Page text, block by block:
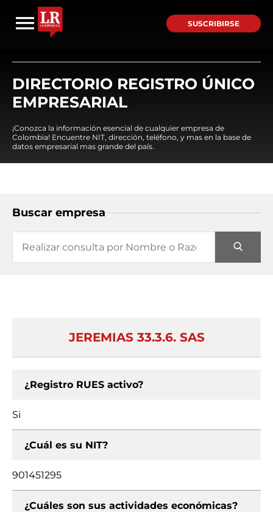
SUSCRIBIRSE
DIRECTORIO REGISTRO ÚNICO
EMPRESARIAL
¡Conozca la información esencial de cualquier empresa de
Colombia! Encuentre NIT, dirección, teléfono, y mas en la base de
datos empresarial mas grande del país.
Buscar empresa
JEREMIAS 33.3.6. SAS
¿Registro RUES activo?
Si
¿Cuál es su NIT?
901451295
¿Cuáles son sus actividades económicas?